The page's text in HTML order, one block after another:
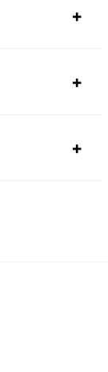
+
+
+